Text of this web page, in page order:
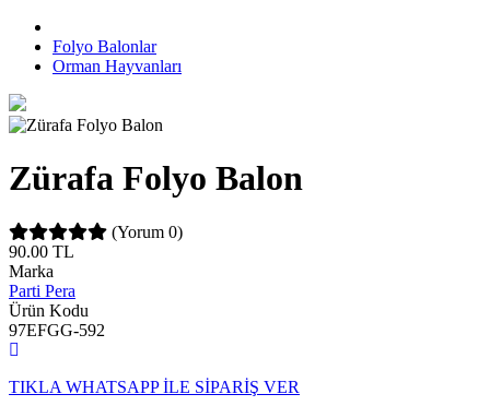
Folyo Balonlar
Orman Hayvanları
Zürafa Folyo Balon
(Yorum 0)
90.00 TL
Marka
Parti Pera
Ürün Kodu
97EFGG-592
TIKLA WHATSAPP İLE SİPARİŞ VER